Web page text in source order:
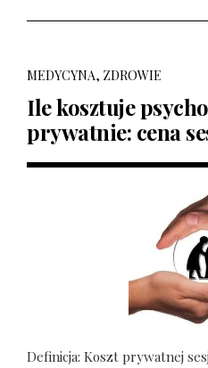
MEDYCYNA, ZDROWIE
Ile kosztuje
prywatnie: cena
Definicja: Koszt prywatnej